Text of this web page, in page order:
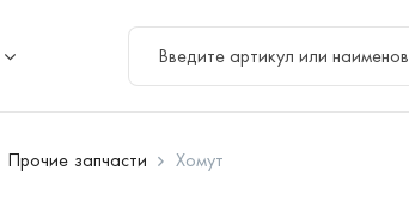
Прочие запчасти Хомут